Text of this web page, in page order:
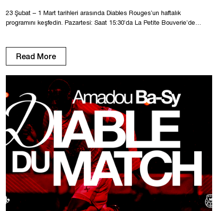
23 Şubat – 1 Mart tarihleri arasında Diables Rouges’un haftalık
programını keşfedin. Pazartesi: Saat 15:30’da La Petite Bouverie’de
Saat 10:00’da La Petite Bouverie’de antrenman. Cuma: Saat 10:00’da La
Petite Bouverie’de antrenman. Cumartesi: Saat 10:00’da Stade de la […]
Read More